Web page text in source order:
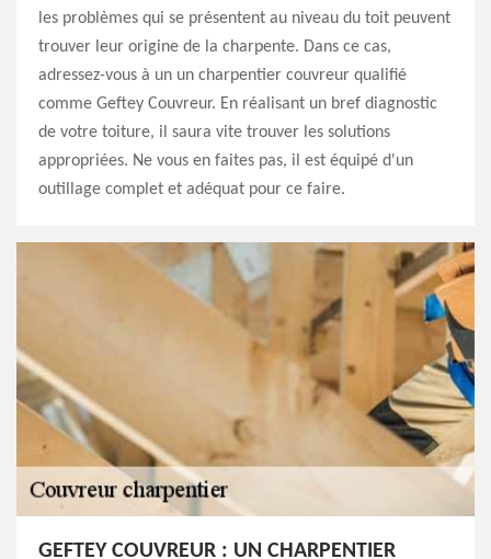
les problèmes qui se présentent au niveau du toit peuvent
trouver leur origine de la charpente. Dans ce cas,
adressez-vous à un un charpentier couvreur qualifié
comme Geftey Couvreur. En réalisant un bref diagnostic
de votre toiture, il saura vite trouver les solutions
appropriées. Ne vous en faites pas, il est équipé d'un
outillage complet et adéquat pour ce faire.
GEFTEY COUVREUR : UN CHARPENTIER